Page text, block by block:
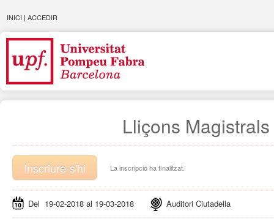
INICI | ACCEDIR
Lliçons
La inscripció ha finalitzat.
Inscriure-s'hi
Del 19-02-2018 al 19-03-2018 Auditori Ciutadella